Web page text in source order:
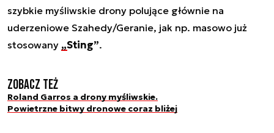
szybkie myśliwskie drony polujące głównie na
uderzeniowe Szahedy/Geranie, jak np. masowo już
stosowany „Sting”.
Zobacz też
Roland Garros a drony myśliwskie.
Powietrzne bitwy dronowe coraz bliżej